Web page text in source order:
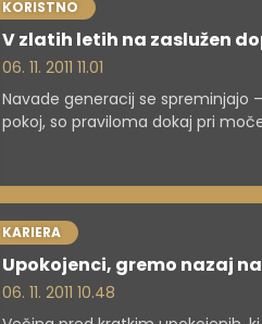
KORISTNO
V zlatih letih na zaslužen
06. 11. 2011 11.01
Navade generacij se spreminjajo
pokoj, so praviloma dokaj pri
KARIERA
Upokojenci, gremo nazaj
06. 11. 2011 10.48